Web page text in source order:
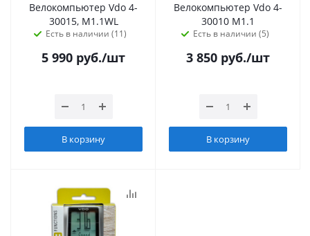
Велокомпьютер Vdo 4-
30015, M1.1WL
Есть в наличии (11)
5 990 руб./шт
В корзину
Велокомпьютер Vdo 4-
30010 M1.1
Есть в наличии (5)
3 850 руб./шт
В корзину